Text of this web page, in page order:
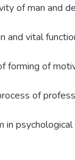
of man and
and vital
forming of
of
psychological